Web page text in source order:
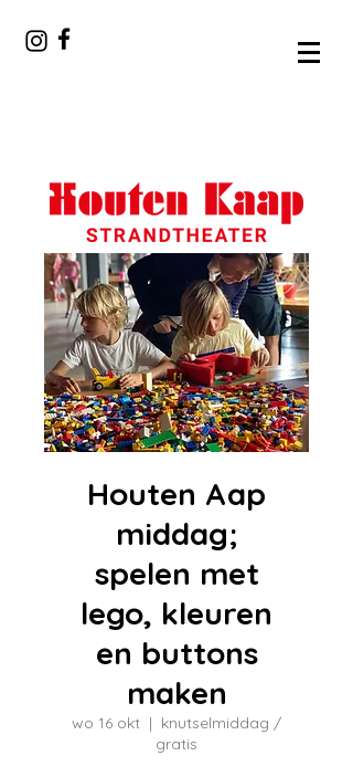
Houten Aap
middag;
spelen met
lego, kleuren
en buttons
maken
wo 16 okt
  |
knutselmiddag /
gratis